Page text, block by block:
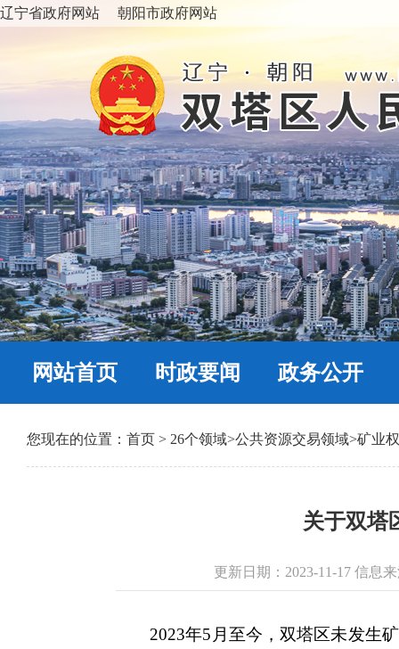
辽宁省政府网站 朝阳市政府网站
网站首页 时政要闻 政务公开
您现在的位置： 首页 > 26个领域>公共资源交易领域>矿业
关于双塔
更新日期：2023-11-17 信息
2023年5月至今，双塔区未发生矿